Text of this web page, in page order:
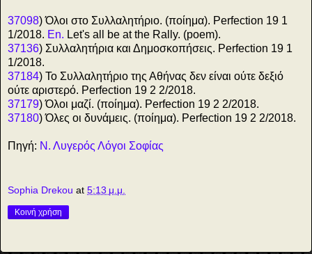
37098) Όλοι στο Συλλαλητήριο. (ποίημα). Perfection 19 1
1/2018. En. Let's all be at the Rally. (poem).
37136) Συλλαλητήρια και Δημοσκοπήσεις. Perfection 19 1
1/2018.
37184) Το Συλλαλητήριο της Αθήνας δεν είναι ούτε δεξιό
ούτε αριστερό. Perfection 19 2 2/2018.
37179) Όλοι μαζί. (ποίημα). Perfection 19 2 2/2018.
37180) Όλες οι δυνάμεις. (ποίημα). Perfection 19 2 2/2018.
Πηγή: Ν. Λυγερός Λόγοι Σοφίας
Sophia Drekou at 5:13 μ.μ.
Κοινή χρήση